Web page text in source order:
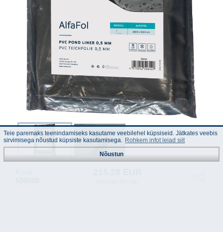
Teie paremaks teenindamiseks kasutame veebilehel küpsiseid. Jätkates veebis
sirvimisega nõustud küpsiste kasutamisega. Rohkem infot leiad siit
Nõustun